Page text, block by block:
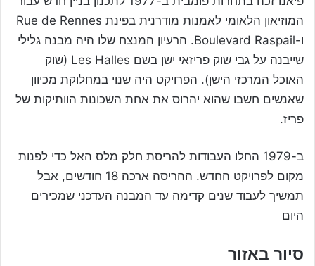
המוזיאון הלאומי לאמנות מודרנית בפינת Rue de Rennes
ו-Boulevard Raspail. הרעיון המנצח שלו היה מבנה גלילי
שייבנה על גבי שוק פריזאי ישן בשם Les Halles (שוק
האוכל המרכזי הישן). הפרויקט היה שנוי במחלוקת מכיוון
שאנשים חשבו שהוא יהרוס את אחת השכונות הוותיקות של
פריז.
ב-1979 החלו העבודות להריסת חלק מלס האל כדי לפנות
מקום לפרויקט החדש. ההריסה ארכה 18 חודשים, אבל
תמשיך לעבוד שנים קדימה עד המבנה העדכני שמכירים
היום
סיור באזור